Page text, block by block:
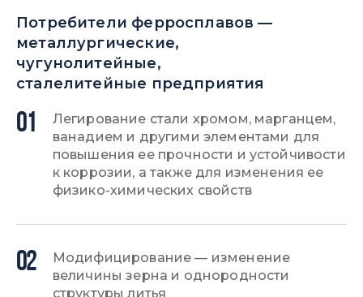
Потребители ферросплавов —
металлургические,
чугунолитейные,
сталелитейные предприятия
01
Легирование стали хромом, марганцем,
ванадием и другими элементами для
повышения ее прочности и устойчивости
к коррозии, а также для изменения ее
физико-химических свойств
02
Модифицирование — изменение
величины зерна и однородности
структуры литья